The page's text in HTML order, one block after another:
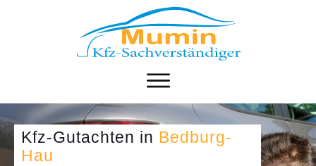
Kfz-Gutachten in Bedburg-
Hau